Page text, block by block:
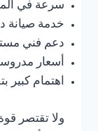
سرعة في
خدمة صيانة
دعم فني
أسعار
اهتمام كبير
ولا تقتصر